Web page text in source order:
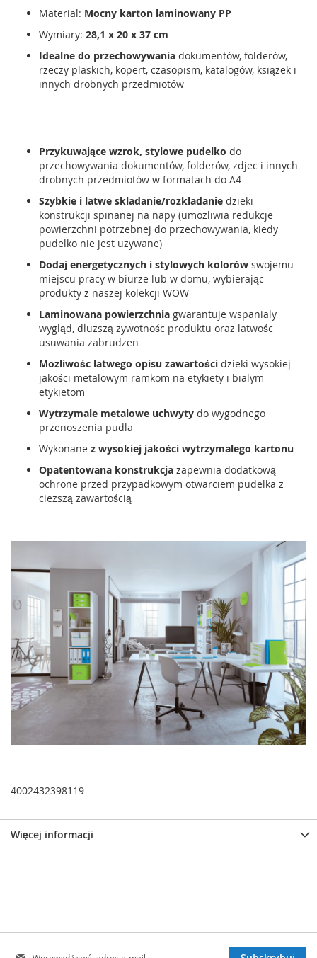
Material: Mocny karton laminowany PP
Wymiary: 28,1 x 20 x 37 cm
Idealne do przechowywania dokumentów, folderów,
rzeczy plaskich, kopert, czasopism, katalogów, ksiązek i
innych drobnych przedmiotów
Przykuwające wzrok, stylowe pudelko do
przechowywania dokumentów, folderów, zdjec i innych
drobnych przedmiotów w formatach do A4
Szybkie i latwe skladanie/rozkladanie dzieki
konstrukcji spinanej na napy (umozliwia redukcje
powierzchni potrzebnej do przechowywania, kiedy
pudelko nie jest uzywane)
Dodaj energetycznych i stylowych kolorów swojemu
miejscu pracy w biurze lub w domu, wybierając
produkty z naszej kolekcji WOW
Laminowana powierzchnia gwarantuje wspanialy
wygląd, dluzszą zywotnośc produktu oraz latwośc
usuwania zabrudzen
Mozliwośc latwego opisu zawartości dzieki wysokiej
jakości metalowym ramkom na etykiety i bialym
etykietom
Wytrzymale metalowe uchwyty do wygodnego
przenoszenia pudla
Wykonane z wysokiej jakości wytrzymalego kartonu
Opatentowana konstrukcja zapewnia dodatkową
ochrone przed przypadkowym otwarciem pudelka z
ciezszą zawartością
4002432398119
Więcej informacji
Subskrybuj